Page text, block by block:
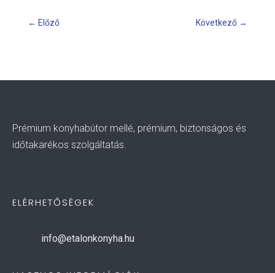
← Előző Következő →
Prémium konyhabútor mellé, prémium, biztonságos és
időtakarékos szolgáltatás.
ELÉRHETŐSÉGEK
info@etalonkonyha.hu